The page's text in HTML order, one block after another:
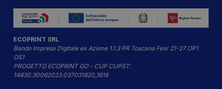
ECOPRINT SRL
Bando Impresa Digitale ex Azione 1.1.3 PR Toscana Fesr 21-27 OP1
OS1
PROGETTO ECOPRINT GO - CUP CUPST:
14630.30062023.037031820_1618